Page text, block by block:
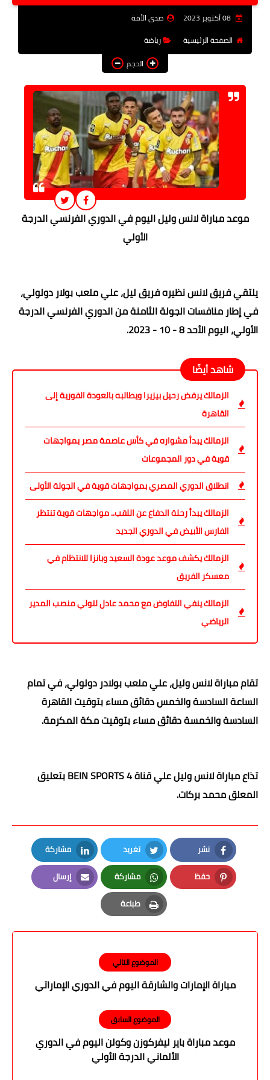
عربى ودولى
توك شو
آراء وتحليلات
المزيد
08 أكتوبر 2023
صدى الأمة
الصفحة الرئيسية
رياضة
الحجم
موعد مباراة لانس وليل اليوم في الدوري الفرنسي الدرجة
الأولي
يلتقي فريق لانس نظيره فريق ليل،علي ملعب بولار دولولي،
في إطار منافسات الجولة الثامنة من الدوري الفرنسي الدرجة
الأولي، اليوم الأحد 8 - 10 - 2023.
شاهد أيضًا
الزمالك يرفض رحيل بيزيرا ويطالبه بالعودة الفورية إلى
القاهرة
الزمالك يبدأ مشواره في كأس عاصمة مصر بمواجهات
قوية في دور المجموعات
انطلاق الدوري المصري بمواجهات قوية في الجولة الأولى
الزمالك يبدأ رحلة الدفاع عن اللقب.. مواجهات قوية تنتظر
الفارس الأبيض في الدوري الجديد
الزمالك يكشف موعد عودة السعيد وبانزا للانتظام في
معسكر الفريق
الزمالك ينفي التفاوض مع محمد عادل لتولي منصب المدير
الرياضي
تقام مباراة لانس وليل،علي ملعب بولادر دولولي،في تمام
الساعة السادسة والخمس دقائق مساء بتوقيت القاهرة
السادسة والخمسة دقائق مساء بتوقيت مكة المكرمة.
تذاع مباراة لانس وليل علي قناة BEIN SPORTS 4 بتعليق
المعلق محمد بركات.
نشر
Facebook
تغريد
Twitter
مشاركة
LinkedIn
حفظ
Pinterest
مشاركة
Whatsapp
إرسال
Email
طباعة
Print
الموضوع التالي
مباراة الإمارات والشارقة اليوم في الدوري الإماراتي
الموضوع السابق
موعد مباراة باير ليفركوزن وكولن اليوم في الدوري
الألماني الدرجة الأولي